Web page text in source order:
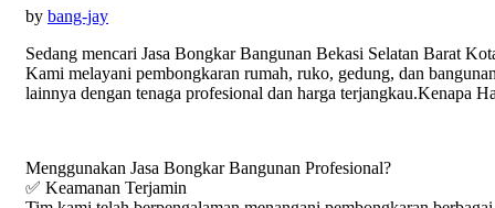
by bang-jayPosted
Sedang mencari Jasa Bongkar Bangunan Bekasi Selatan Barat
Kami melayani pembongkaran rumah, ruko, gedung, dan
lainnya dengan tenaga profesional dan harga terjangkau.Kenapa
Menggunakan Jasa Bongkar Bangunan Profesional?
✅ Keamanan Terjamin